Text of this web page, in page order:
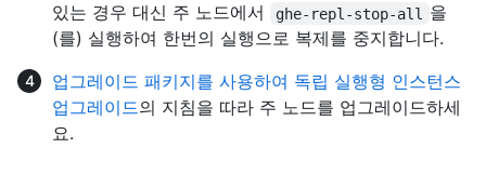
있는 경우 대신 주 노드에서
ghe-repl-stop-all
을
(를) 실행하여 한번의 실행으로 복제를 중지합니다.
업그레이드 패키지를 사용하여 독립 실행형 인스턴스
업그레이드의 지침을 따라 주 노드를 업그레이드하세
요.